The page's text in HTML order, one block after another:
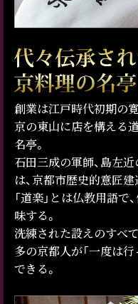
創業は江戸時代初期の寛
京の東山に店を構える
名亭。
石田三成の軍師、島左
は、京都市歴史的意匠
「道楽」とは仏教用語
味する。
洗練された設えのすべ
多の京都人が「一度は
できる。